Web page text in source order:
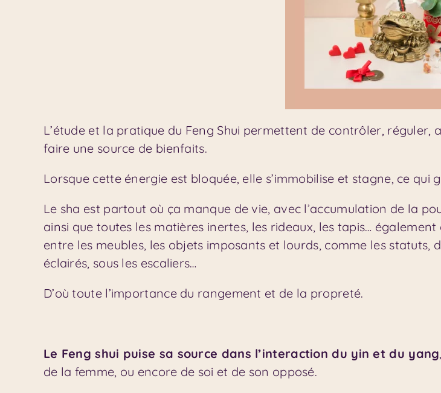
L’étude et la pratique du Feng Shui permettent de contrôler, réguler,
faire une source de bienfaits.
Lorsque cette énergie est bloquée, elle s’immobilise et stagne, ce qui
Le sha est partout où ça manque de vie, avec l’accumulation de la
ainsi que toutes les matières inertes, les rideaux, les tapis…
entre les meubles, les objets imposants et lourds, comme les statuts,
éclairés, sous les escaliers…
D’où toute l’importance du rangement et de la propreté.
Le Feng shui puise sa source dans l’interaction du yin et du yang
de la femme, ou encore de soi et de son opposé.